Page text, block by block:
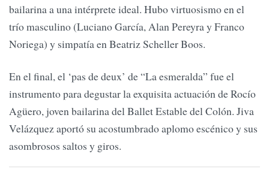
bailarina a una intérprete ideal. Hubo virtuosismo en el
trío masculino (Luciano García, Alan Pereyra y Franco
Noriega) y simpatía en Beatriz Scheller Boos.
En el final, el ‘pas de deux’ de “La esmeralda” fue el
instrumento para degustar la exquisita actuación de Rocío
Agüero, joven bailarina del Ballet Estable del Colón. Jiva
Velázquez aportó su acostumbrado aplomo escénico y sus
asombrosos saltos y giros.